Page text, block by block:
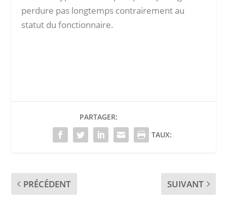
perdure pas longtemps contrairement au
statut du fonctionnaire.
PARTAGER:
TAUX:
PRÉCÉDENT SUIVANT